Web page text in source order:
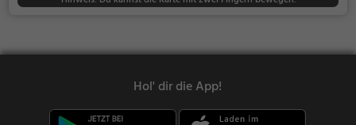
Hol' dir die App!